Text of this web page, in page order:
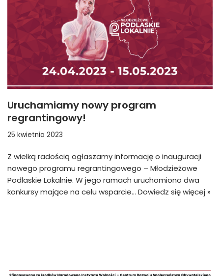
Uruchamiamy nowy program
regrantingowy!
25 kwietnia 2023
Z wielką radością ogłaszamy informację o inauguracji
nowego programu regrantingowego – Młodzieżowe
Podlaskie Lokalnie. W jego ramach uruchomiono dwa
konkursy mające na celu wsparcie… Dowiedz się więcej »